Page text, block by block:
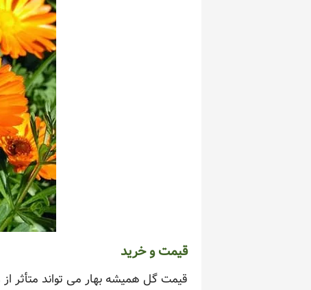
قیمت و خرید
قیمت گل همیشه بهار می تواند متأثر